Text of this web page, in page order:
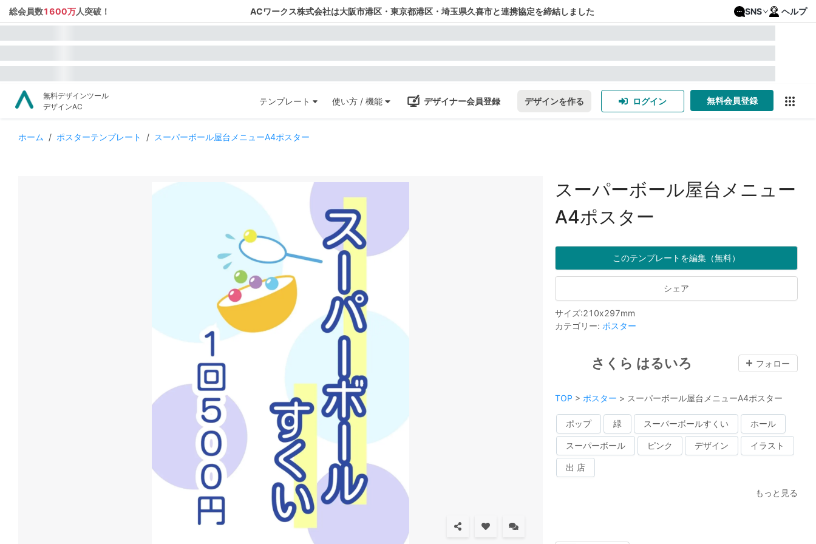
総会員数1600万人突破！ ACワークス株式会社は大阪市港区・東京都港区・埼玉県久喜市と連携協定を締結しました SNS ヘルプ
無料デザインツール
デザインAC
テンプレート 使い方 / 機能 デザイナー会員登録 デザインを作る ログイン 無料会員登録
ホーム / ポスターテンプレート / スーパーボール屋台メニューA4ポスター
スーパーボール屋台メニュー
A4ポスター
このテンプレートを編集（無料）
シェア
サイズ:210x297mm
カテゴリー: ポスター
さくら はるいろ フォロー
TOP > ポスター > スーパーボール屋台メニューA4ポスター
ポップ 緑 スーパーボールすくい ホール
スーパーボール ピンク デザイン イラスト
出 店
もっと見る